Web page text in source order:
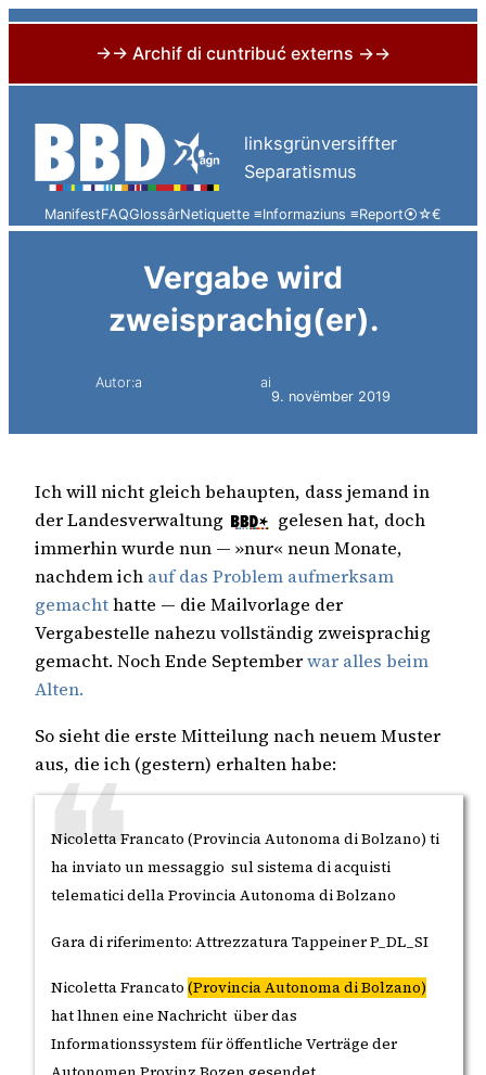
→→ Archif di cuntribuć externs →→
content
linksgrünversiffter
Separatismus
ManifestFAQGlossârNetiquette ≡Informaziuns ≡Report⦿☆€
Vergabe wird
zweisprachig(er).
Autor:a
ai
9. novëmber 2019
Ich will nicht gleich behaupten, dass jemand in
der Landesverwaltung
gelesen hat, doch
immerhin wurde nun — »nur« neun Monate,
nachdem ich auf das Problem aufmerksam
gemachthatte — die Mailvorlage der
Vergabestelle nahezu vollständig zweisprachig
gemacht. Noch Ende Septemberwar alles beim
Alten.
So sieht die erste Mitteilung nach neuem Muster
aus, die ich (gestern) erhalten habe:
Nicoletta Francato (Provincia Autonoma di Bolzano) ti
ha inviato un messaggio sul sistema di acquisti
telematici della Provincia Autonoma di Bolzano
Gara di riferimento: Attrezzatura Tappeiner P_DL_SI
Nicoletta Francato (Provincia Autonoma di Bolzano)
hat lhnen eine Nachricht über das
Informationssystem für öffentliche Verträge der